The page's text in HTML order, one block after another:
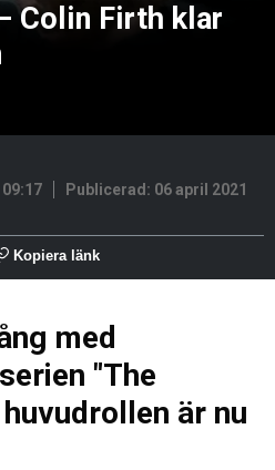
Colin Firth klar
Publicerad: 06 april 2021
Kopiera länk
med
"The
är nu